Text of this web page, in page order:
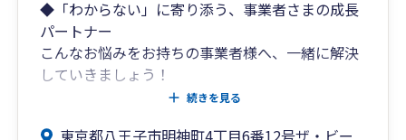
◆「わからない」に寄り添う、事業者さまの成長
パートナー
こんなお悩みをお持ちの事業者様へ、一緒に解決
していきましょう！
✅ 経理を効率化したい、記帳を自社でできる体制
続きを見る